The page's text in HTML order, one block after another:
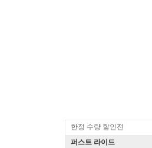
한정 수량 할인전
퍼스트 라이드